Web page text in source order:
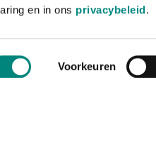
en in ons privacybeleid.
Voorkeuren